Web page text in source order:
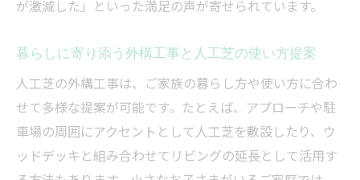
を解説
なる理由
外構工事の人工芝施工と長期的な快適さの
関係性
失敗しない外構工事業者選びのコツとは
外構工事の人工芝施工で信頼できる業者の
が激減した」といった満足の声が寄せられています。
暮らしに寄り添う外構工事と人工芝の使い方提案
人工芝の外構工事は、ご家族の暮らし方や使い方に合わ
せて多様な提案が可能です。たとえば、アプローチや駐
車場の周囲にアクセントとして人工芝を敷設したり、ウ
ッドデッキと組み合わせてリビングの延長として活用す